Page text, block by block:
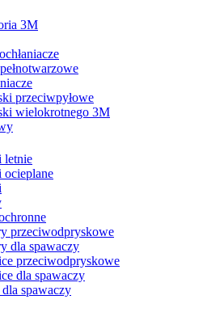
3M
przeciwpyłowe
wielokrotnego 3M
letnie
ocieplane
przeciwodpryskowe
dla spawaczy
przeciwodpryskowe
dla spawaczy
dla spawaczy